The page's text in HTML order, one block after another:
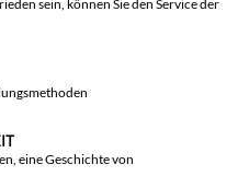
sein, können Sie den Service der
eine Geschichte von